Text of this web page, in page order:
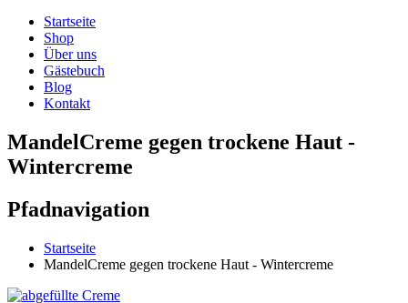
Startseite
Shop
Über uns
Gästebuch
Blog
Kontakt
MandelCreme gegen trockene Haut -
Wintercreme
Pfadnavigation
Startseite
MandelCreme gegen trockene Haut - Wintercreme